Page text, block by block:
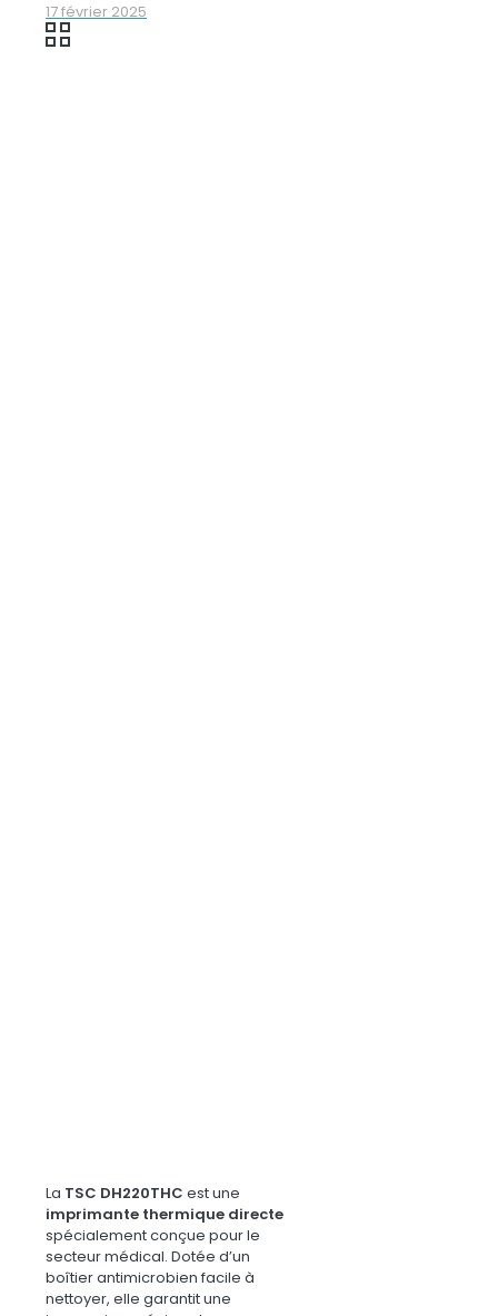
17 février 2025
La TSC DH220THC est une
imprimante thermique directe
spécialement conçue pour le
secteur médical. Dotée d’un
boîtier antimicrobien facile à
nettoyer, elle garantit une